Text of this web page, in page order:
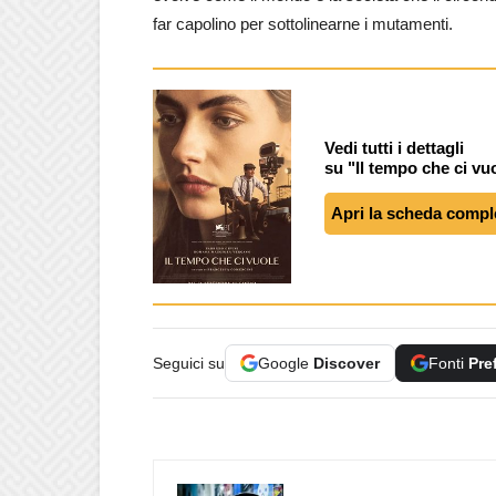
far capolino per sottolinearne i mutamenti.
Vedi tutti i dettagli
su "Il tempo che ci
Apri la scheda
Seguici su Google Discover Fonti